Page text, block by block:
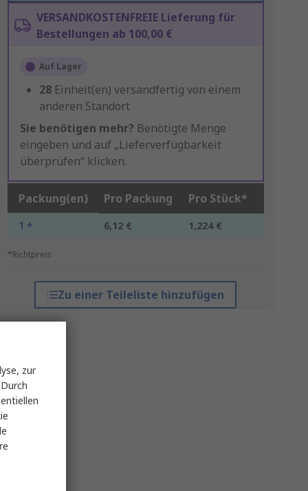
VERSANDKOSTENFREIE Lieferung für
Bestellungen ab 100,00 €
Auf Lager
28 Einheit(en) versandfertig von einem
anderen Standort
Sie benötigen mehr? Benötigte Menge
eingeben und auf „Lieferverfügbarkeit
überprüfen“ klicken.
Packung(en) Pro Packung Pro Stück*
1 + 6,12 € 1,224 €
*Richtpreis
Zu einer Teileliste hinzufügen
zur